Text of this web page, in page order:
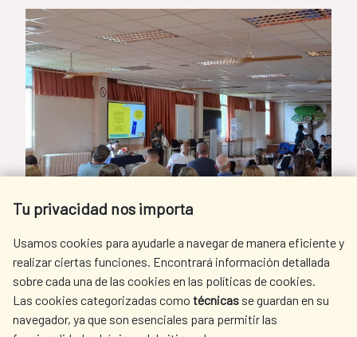
La Red de Escuelas Asociadas de la
Tu privacidad nos importa
Usamos cookies para ayudarle a navegar de manera eficiente y
realizar ciertas funciones. Encontrará información detallada
sobre cada una de las cookies en las políticas de cookies.
Las cookies categorizadas como técnicas se guardan en su
navegador, ya que son esenciales para permitir las